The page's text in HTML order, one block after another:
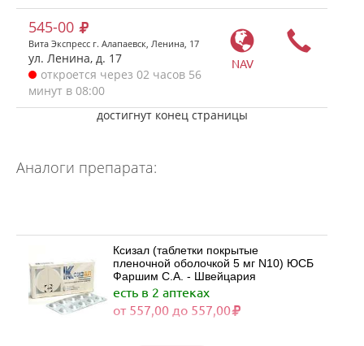
NAV
545-00
Вита Экспресс г. Алапаевск, Ленина, 17
ул. Ленина, д. 17
откроется через 02 часов 56
минут в 08:00
достигнут конец страницы
Аналоги препарата:
Ксизал (таблетки покрытые
пленочной оболочкой 5 мг N10) ЮСБ
Фаршим С.А. - Швейцария
есть в 2 аптеках
от 557,00 до 557,00